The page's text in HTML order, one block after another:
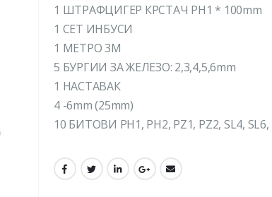
1 ШТРАФЦИГЕР КРСТАЧ PH1 * 100mm
1 СЕТ ИНБУСИ
1 МЕТРО 3M
5 БУРГИИ ЗА ЖЕЛЕЗО: 2,3,4,5,6mm
1 НАСТАВАК
4 -6mm (25mm)
10 БИТОВИ PH1, PH2, PZ1, PZ2, SL4,